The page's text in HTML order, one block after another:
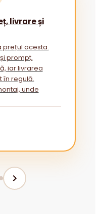
livrare și
prețul acesta.
prompt,
iar livrarea
în regulă.
unde